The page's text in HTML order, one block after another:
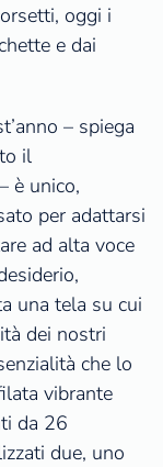
oggi i
e dai
– spiega
il
è unico,
per adattarsi
ad alta voce
una tela su cui
dei nostri
che lo
vibrante
da 26
due, uno